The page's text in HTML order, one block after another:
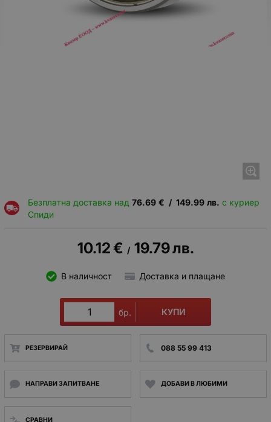
Безплатна доставка над 76.69 € / 149.99 лв. с куриер
Спиди
10.12€ / 19.79лв.
В наличност Доставка и плащане
бр. КУПИ
РЕЗЕРВИРАЙ 088 55 99 413
НАПРАВИ ЗАПИТВАНЕ ДОБАВИ В ЛЮБИМИ
СРАВНИ